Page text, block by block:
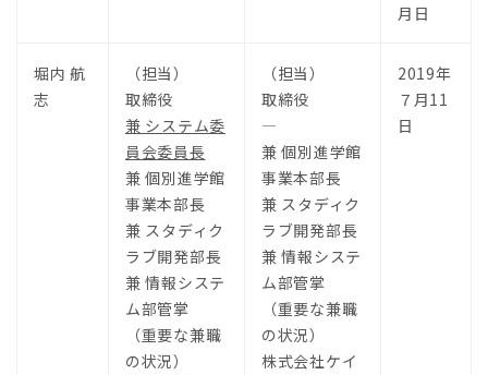
月日
堀内 航
志
（担当）
取締役
兼 システム委
員会委員長
兼 個別進学館
事業本部長
兼 スタディク
ラブ開発部長
兼 情報システ
ム部管掌
（重要な兼職
の状況）
（担当）
取締役
―
兼 個別進学館
事業本部長
兼 スタディク
ラブ開発部長
兼 情報システ
ム部管掌
（重要な兼職
の状況）
株式会社ケイ
2019年
７月11
日